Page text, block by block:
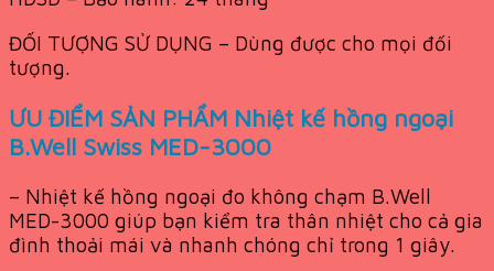
ĐỐI TƯỢNG SỬ DỤNG – Dùng được cho mọi đối
tượng.
ƯU ĐIỂM SẢN PHẨM Nhiệt kế hồng ngoại
B.Well Swiss MED-3000
– Nhiệt kế hồng ngoại đo không chạm B.Well
MED-3000 giúp bạn kiểm tra thân nhiệt cho cả gia
đình thoải mái và nhanh chóng chỉ trong 1 giây.